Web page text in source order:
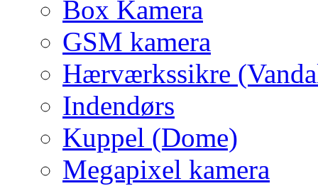
Box Kamera
GSM kamera
Hærværkssikre
Indendørs
Kuppel (Dome)
Megapixel kamera